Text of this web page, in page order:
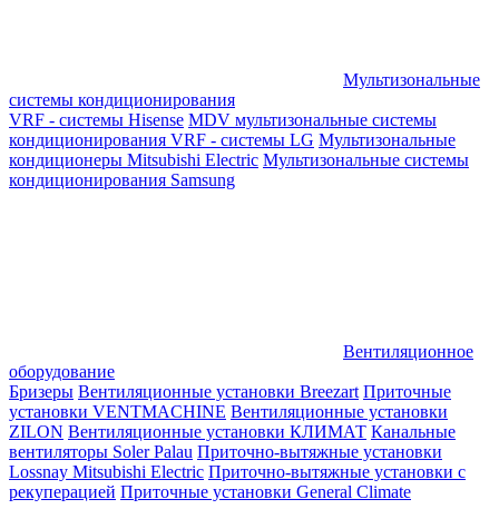
Мультизональные
системы кондиционирования
VRF - системы Hisense MDV мультизональные системы
кондиционирования VRF - системы LG Мультизональные
кондиционеры Mitsubishi Electric Мультизональные системы
кондиционирования Samsung
Вентиляционное
оборудование
Бризеры Вентиляционные установки Breezart Приточные
установки VENTMACHINE Вентиляционные установки
ZILON Вентиляционные установки КЛИМАТ Канальные
вентиляторы Soler Palau Приточно-вытяжные установки
Lossnay Mitsubishi Electric Приточно-вытяжные установки с
рекуперацией Приточные установки General Climate